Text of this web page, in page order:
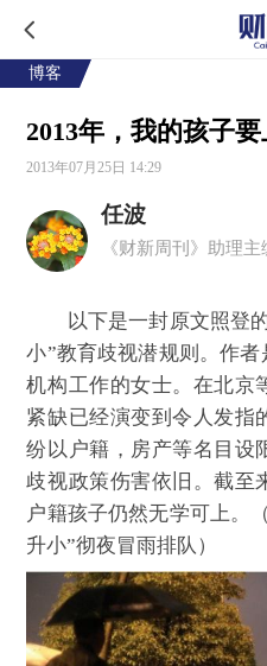
博客
2013年，我的孩子
2013年07月25日 14:29
任波
以下是一封原文照登的
小”教育歧视潜规则。作
机构工作的女士。在北京
紧缺已经演变到令人发指
纷以户籍，房产等名目设
歧视政策伤害依旧。截至
户籍孩子仍然无学可上。
升小”彻夜冒雨排队）